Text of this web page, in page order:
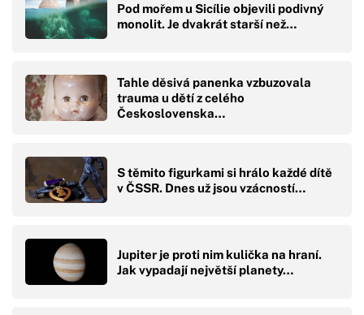
Pod mořem u Sicílie objevili podivný
monolit. Je dvakrát starší než…
Tahle děsivá panenka vzbuzovala
trauma u dětí z celého
Československa…
S těmito figurkami si hrálo každé dítě
v ČSSR. Dnes už jsou vzácností…
Jupiter je proti nim kulička na hraní.
Jak vypadají největší planety…